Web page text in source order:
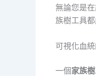
無論您是
族樹工具
可視化血
一個家族